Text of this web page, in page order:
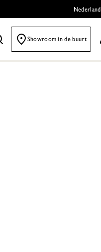
Nederland
Showroom in de buurt